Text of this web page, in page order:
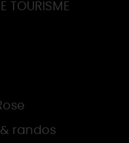
TOURISME
randos